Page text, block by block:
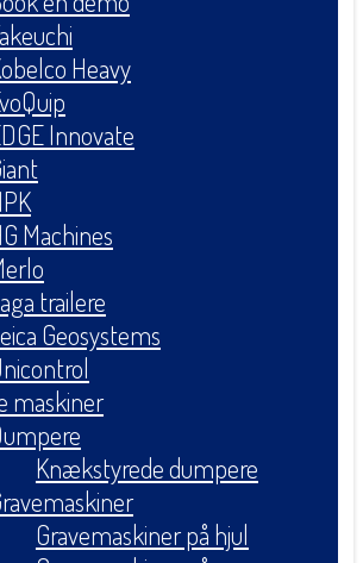
Heavy
Innovate
Machines
trailere
Geosystems
maskiner
Knækstyrede dumpere
Gravemaskiner på hjul